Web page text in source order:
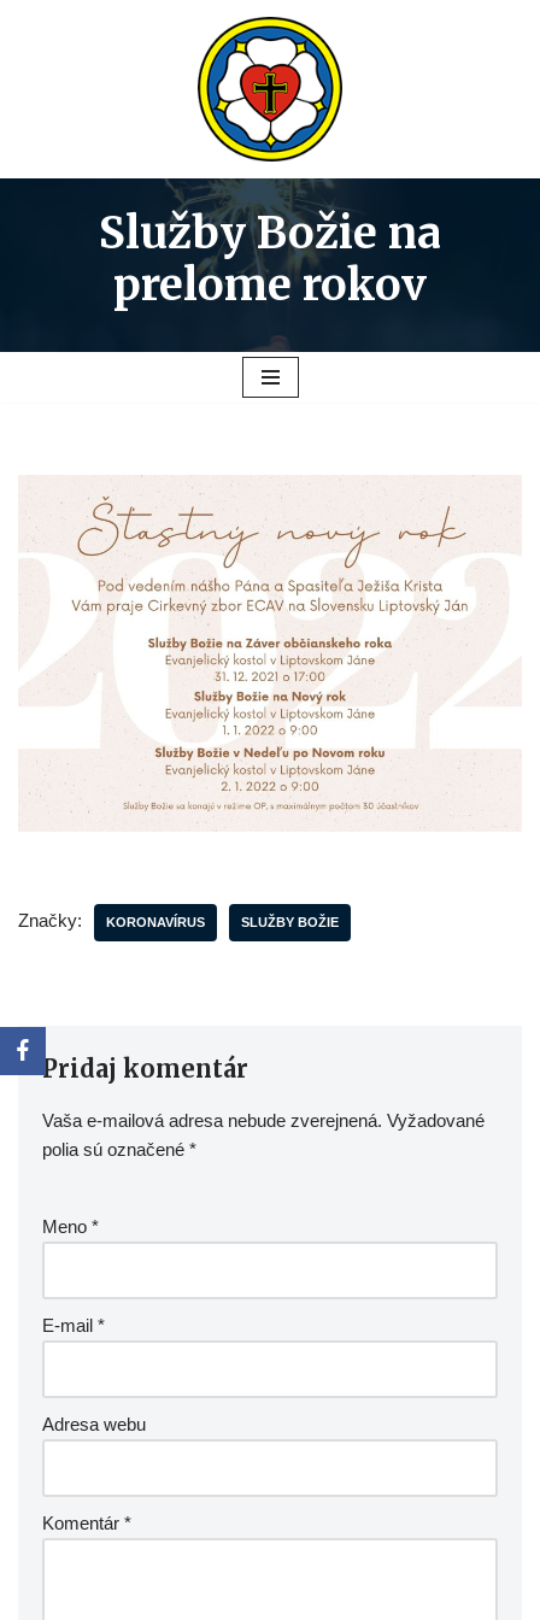
Služby Božie na
prelome rokov
Značky: KORONAVÍRUS SLUŽBY BOŽIE
Pridaj komentár
Vaša e-mailová adresa nebude zverejnená. Vyžadované
polia sú označené *
Meno *
E-mail *
Adresa webu
Komentár *